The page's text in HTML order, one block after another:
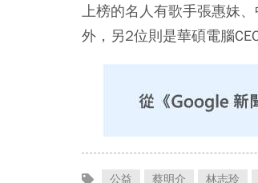
上榜的名人有歌手張惠妹
外，另2位則是華碩電腦
公益 蔡明介 林志玲